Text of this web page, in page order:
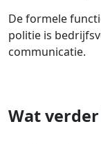
De formele
politie is
communicatie.
Wat